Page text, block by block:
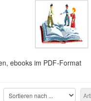
ebooks im PDF-Format